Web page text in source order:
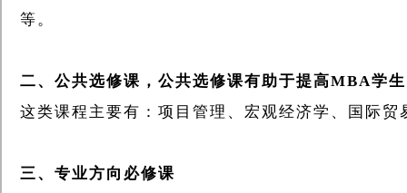
等。
二、公共选修课，公共选修课有助于提高MBA学
这类课程主要有：项目管理、宏观经济学、国际
三、专业方向必修课